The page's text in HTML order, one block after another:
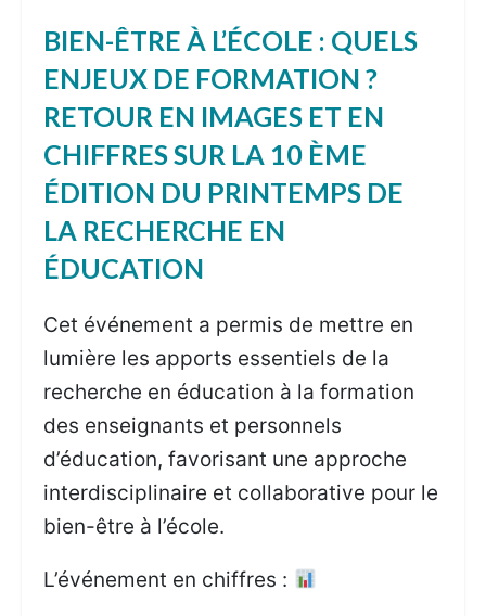
BIEN-ÊTRE À L’ÉCOLE : QUELS
ENJEUX DE FORMATION ?
RETOUR EN IMAGES ET EN
CHIFFRES SUR LA 10 ÈME
ÉDITION DU PRINTEMPS DE
LA RECHERCHE EN
ÉDUCATION
Cet événement a permis de mettre en
lumière les apports essentiels de la
recherche en éducation à la formation
des enseignants et personnels
d’éducation, favorisant une approche
interdisciplinaire et collaborative pour le
bien-être à l’école.
L’événement en chiffres :